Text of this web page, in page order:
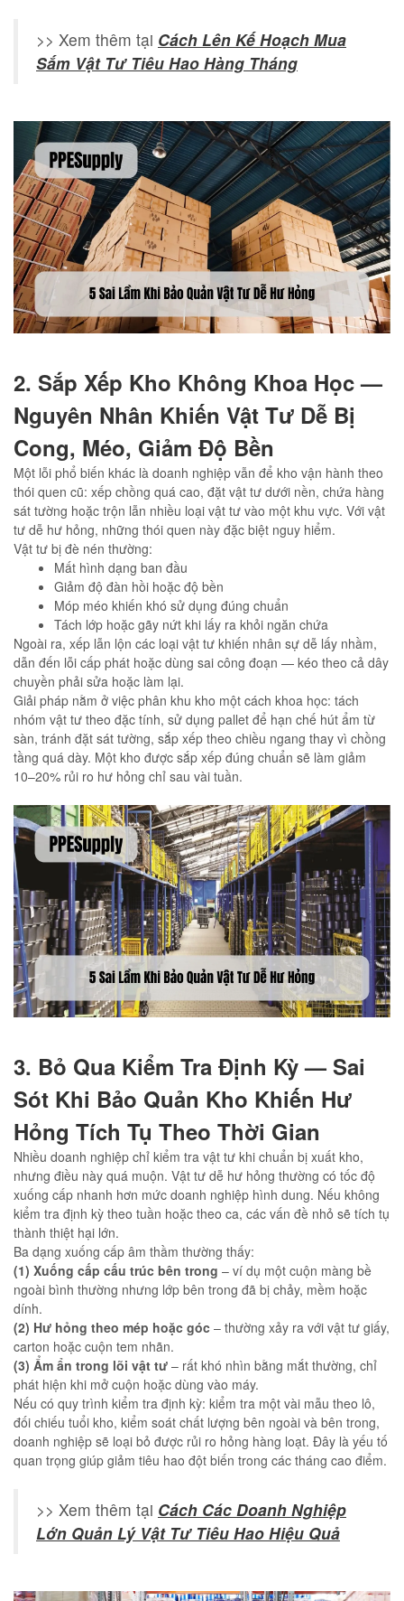
>> Xem thêm tại Cách Lên Kế Hoạch Mua
Sắm Vật Tư Tiêu Hao Hàng Tháng
2. Sắp Xếp Kho Không Khoa Học —
Nguyên Nhân Khiến Vật Tư Dễ Bị
Cong, Méo, Giảm Độ Bền
Một lỗi phổ biến khác là doanh nghiệp vẫn để kho vận hành theo
thói quen cũ: xếp chồng quá cao, đặt vật tư dưới nền, chứa hàng
sát tường hoặc trộn lẫn nhiều loại vật tư vào một khu vực. Với vật
tư dễ hư hỏng, những thói quen này đặc biệt nguy hiểm.
Vật tư bị đè nén thường:
Mất hình dạng ban đầu
Giảm độ đàn hồi hoặc độ bền
Móp méo khiến khó sử dụng đúng chuẩn
Tách lớp hoặc gãy nứt khi lấy ra khỏi ngăn chứa
Ngoài ra, xếp lẫn lộn các loại vật tư khiến nhân sự dễ lấy nhầm,
dẫn đến lỗi cấp phát hoặc dùng sai công đoạn — kéo theo cả dây
chuyền phải sửa hoặc làm lại.
Giải pháp nằm ở việc phân khu kho một cách khoa học: tách
nhóm vật tư theo đặc tính, sử dụng pallet để hạn chế hút ẩm từ
sàn, tránh đặt sát tường, sắp xếp theo chiều ngang thay vì chồng
tầng quá dày. Một kho được sắp xếp đúng chuẩn sẽ làm giảm
10–20% rủi ro hư hỏng chỉ sau vài tuần.
3. Bỏ Qua Kiểm Tra Định Kỳ — Sai
Sót Khi Bảo Quản Kho Khiến Hư
Hỏng Tích Tụ Theo Thời Gian
Nhiều doanh nghiệp chỉ kiểm tra vật tư khi chuẩn bị xuất kho,
nhưng điều này quá muộn. Vật tư dễ hư hỏng thường có tốc độ
xuống cấp nhanh hơn mức doanh nghiệp hình dung. Nếu không
kiểm tra định kỳ theo tuần hoặc theo ca, các vấn đề nhỏ sẽ tích tụ
thành thiệt hại lớn.
Ba dạng xuống cấp âm thầm thường thấy:
(1) Xuống cấp cấu trúc bên trong – ví dụ một cuộn màng bề
ngoài bình thường nhưng lớp bên trong đã bị chảy, mềm hoặc
dính.
(2) Hư hỏng theo mép hoặc góc – thường xảy ra với vật tư giấy,
carton hoặc cuộn tem nhãn.
(3) Ẩm ẩn trong lõi vật tư – rất khó nhìn bằng mắt thường, chỉ
phát hiện khi mở cuộn hoặc dùng vào máy.
Nếu có quy trình kiểm tra định kỳ: kiểm tra một vài mẫu theo lô,
đối chiếu tuổi kho, kiểm soát chất lượng bên ngoài và bên trong,
doanh nghiệp sẽ loại bỏ được rủi ro hỏng hàng loạt. Đây là yếu tố
quan trọng giúp giảm tiêu hao đột biến trong các tháng cao điểm.
>> Xem thêm tại Cách Các Doanh Nghiệp
Lớn Quản Lý Vật Tư Tiêu Hao Hiệu Quả